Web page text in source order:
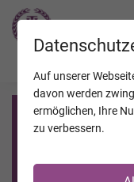
Sie sind noch
Auf unserer
davon werden
ermöglichen, Ihre
zu verbessern.
JAHRESTAGE